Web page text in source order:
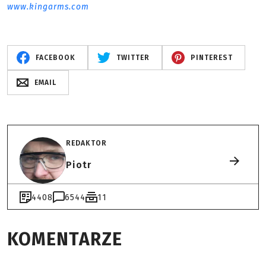
www.kingarms.com
FACEBOOK TWITTER PINTEREST
EMAIL
REDAKTOR
Piotr
4408 6544 11
KOMENTARZE